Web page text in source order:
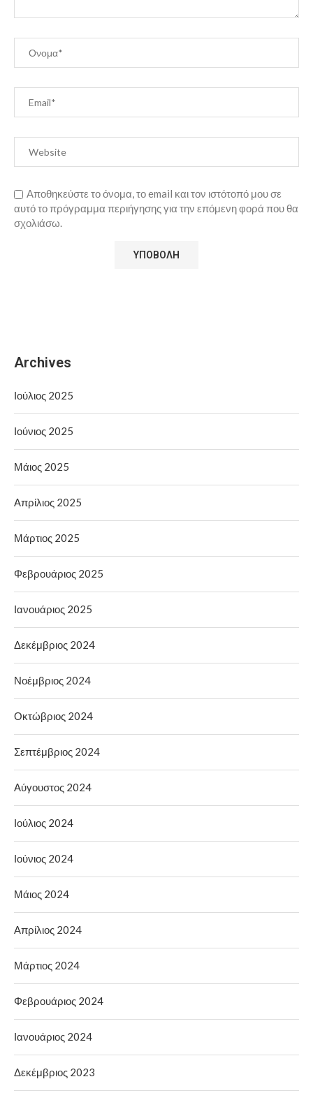
Αποθηκεύστε το όνομα, το email και τον ιστότοπό μου σε
αυτό το πρόγραμμα περιήγησης για την επόμενη φορά που θα
σχολιάσω.
Archives
Ιούλιος 2025
Ιούνιος 2025
Μάιος 2025
Απρίλιος 2025
Μάρτιος 2025
Φεβρουάριος 2025
Ιανουάριος 2025
Δεκέμβριος 2024
Νοέμβριος 2024
Οκτώβριος 2024
Σεπτέμβριος 2024
Αύγουστος 2024
Ιούλιος 2024
Ιούνιος 2024
Μάιος 2024
Απρίλιος 2024
Μάρτιος 2024
Φεβρουάριος 2024
Ιανουάριος 2024
Δεκέμβριος 2023